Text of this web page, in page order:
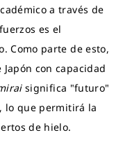
a través de
es el
Como parte de esto,
con capacidad
significa "futuro"
lo que permitirá la
de hielo.